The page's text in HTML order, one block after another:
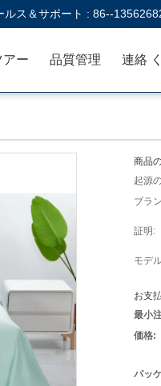
ルス＆サポート : 86--
アー 品質管理 連絡
商品
起源
ブラ
証明:
モデ
お支
最小
価格:
パッ